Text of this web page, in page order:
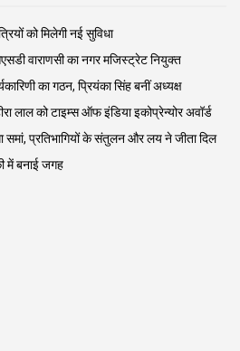
को मिलेगी नई सुविधा
वाराणसी का नगर मजिस्ट्रेट नियुक्त
का गठन, प्रियंका सिंह बनीं अध्यक्ष
लाल को टाइम्स ऑफ इंडिया इकोप्रेन्योर अवॉर्ड
समां, प्रतिभागियों के संतुलन और लय ने जीता दिल
में बनाई जगह